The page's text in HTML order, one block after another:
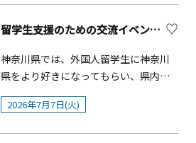
Halloween Cat Castle ～猫たちの一夜
限りの密会～」装飾･監修:Blue Laguna
飾:Bouquet Perfume 相沢知美 【ブラ
フ18番館】秋の山手へようこそ～ハロ
ウィン アフタヌーンティー」装飾:
Design Team Liviu 【ベーリック・ホ
フェアを開催します。&nbsp;昨年大好
して登場！きのこや発酵食材などの身
体によい菌を積極的に食事に取り入
れ、身体の中から健康やきれいを目指
す「菌活メニュー」に加え、チートデ
イに食べたい、夏の暑さも吹き飛ばす
留学生支援のための交流イベント「KANAFANまつり」【横浜市】
神奈川県では、外国人留学生に神奈川
県をより好きになってもらい、県内で
長く活躍してもらえる環境づくりを目
的として、県内の企業、教育機関やボ
2026年7月7日(火)